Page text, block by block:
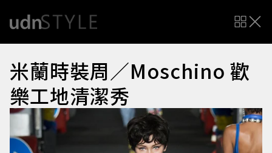
米蘭時裝周／Moschino 歡
樂工地清潔秀